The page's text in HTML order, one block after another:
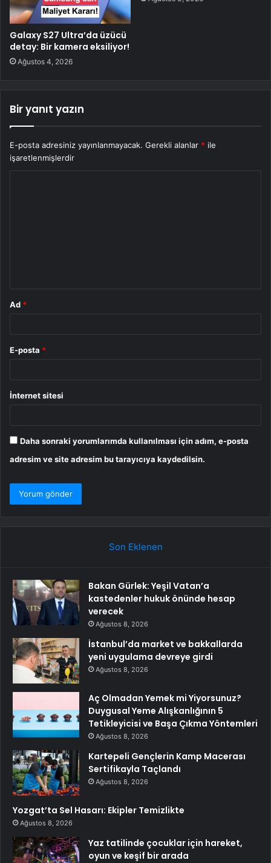
Galaxy S27 Ultra’da üzücü
detay: Bir kamera eksiliyor!
Ağustos 4, 2026
Bir yanıt yazın
E-posta adresiniz yayınlanmayacak. Gerekli alanlar * ile
işaretlenmişlerdir
Ad *
E-posta *
İnternet sitesi
Daha sonraki yorumlarımda kullanılması için adım, e-posta
adresim ve site adresim bu tarayıcıya kaydedilsin.
Son Eklenen
Bakan Gürlek: Yeşil Vatan’a
kastedenler hukuk önünde hesap
verecek
Ağustos 8, 2026
İstanbul’da market ve bakkallarda
yeni uygulama devreye girdi
Ağustos 8, 2026
Aç Olmadan Yemek mi Yiyorsunuz?
Duygusal Yeme Alışkanlığının 5
Tetikleyicisi ve Başa Çıkma Yöntemleri
Ağustos 8, 2026
Kartepeli Gençlerin Kamp Macerası
Sertifikayla Taçlandı
Ağustos 8, 2026
Yozgat’ta Sel Hasarı: Ekipler Temizlikte
Ağustos 8, 2026
Yaz tatilinde çocuklar için hareket,
oyun ve keşif bir arada